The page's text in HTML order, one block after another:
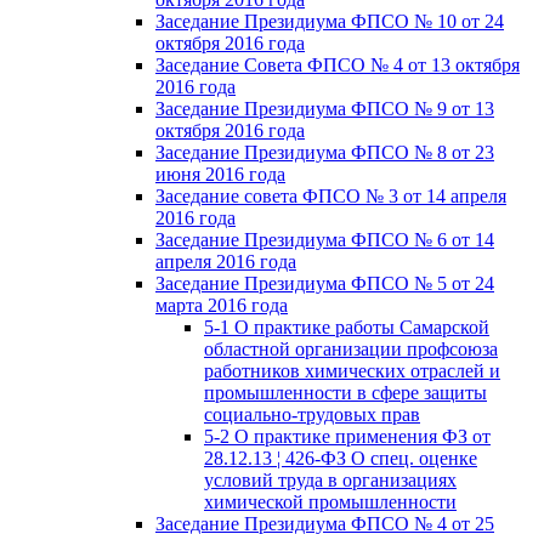
Заседание Президиума ФПСО № 10 от 24
октября 2016 года
Заседание Совета ФПСО № 4 от 13 октября
2016 года
Заседание Президиума ФПСО № 9 от 13
октября 2016 года
Заседание Президиума ФПСО № 8 от 23
июня 2016 года
Заседание совета ФПСО № 3 от 14 апреля
2016 года
Заседание Президиума ФПСО № 6 от 14
апреля 2016 года
Заседание Президиума ФПСО № 5 от 24
марта 2016 года
5-1 О практике работы Самарской
областной организации профсоюза
работников химических отраслей и
промышленности в сфере защиты
социально-трудовых прав
5-2 О практике применения ФЗ от
28.12.13 ¦ 426-ФЗ О спец. оценке
условий труда в организациях
химической промышленности
Заседание Президиума ФПСО № 4 от 25